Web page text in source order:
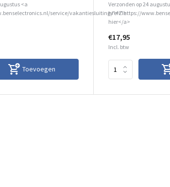
<a
service/vakantiesluiting/">Zie
Toevoegen
Verzonden op 24
href="https://
hier</a>
€17,95
Incl. btw